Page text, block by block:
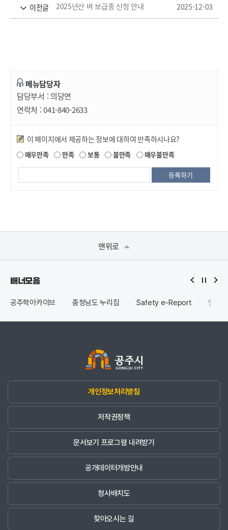
이전글 2025년산 벼 보급종 신청 안내 2025-12-03
메뉴담당자
담당부서 : 의당면
연락처 :041-840-2633
만족도조사
이 페이지에서 제공하는 정보에 대하여 만족하시나요?
매우만족 만족 보통 불만족 매우불만족
맨위로
배너모음
공주학아카이브 충청남도 누리집 Safety e-Report 안전
개인정보처리방침
저작권정책
문서보기 프로그램 내려받기
공개데이터개방안내
청사배치도
찾아오시는 길